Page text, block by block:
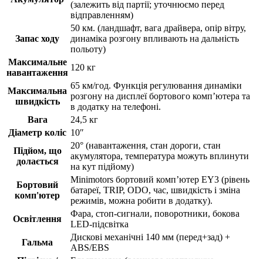
(залежить від партії; уточнюємо перед
відправленням)
Запас ходу
50 км. (ландшафт, вага драйвера, опір вітру,
динаміка розгону впливають на дальність
польоту)
Максимальне
навантаження
120 кг
Максимальна
швидкість
65 км/год. Функція регулювання динаміки
розгону на дисплеї бортового комп’ютера та
в додатку на телефоні.
Вага
24,5 кг
Діаметр коліс 10″
Підйом, що
долається
20° (навантаження, стан дороги, стан
акумулятора, температура можуть вплинути
на кут підйому)
Бортовий
комп'ютер
Minimotors бортовий комп’ютер EY3 (рівень
батареї, TRIP, ODO, час, швидкість і зміна
режимів, можна робити в додатку).
Освітлення
Фара, стоп-сигнали, поворотники, бокова
LED-підсвітка
Гальма
Дискові механічні 140 мм (перед+зад) +
ABS/EBS